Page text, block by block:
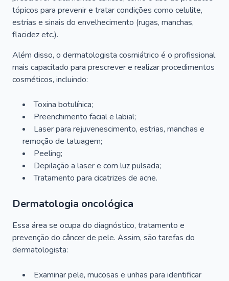
tópicos para prevenir e tratar condições como celulite,
estrias e sinais do envelhecimento (rugas, manchas,
flacidez etc.).
Além disso, o dermatologista cosmiátrico é o profissional
mais capacitado para prescrever e realizar procedimentos
cosméticos, incluindo:
Toxina botulínica;
Preenchimento facial e labial;
Laser para rejuvenescimento, estrias, manchas e
remoção de tatuagem;
Peeling;
Depilação a laser e com luz pulsada;
Tratamento para cicatrizes de acne.
Dermatologia oncológica
Essa área se ocupa do diagnóstico, tratamento e
prevenção do câncer de pele. Assim, são tarefas do
dermatologista:
Examinar pele, mucosas e unhas para identificar